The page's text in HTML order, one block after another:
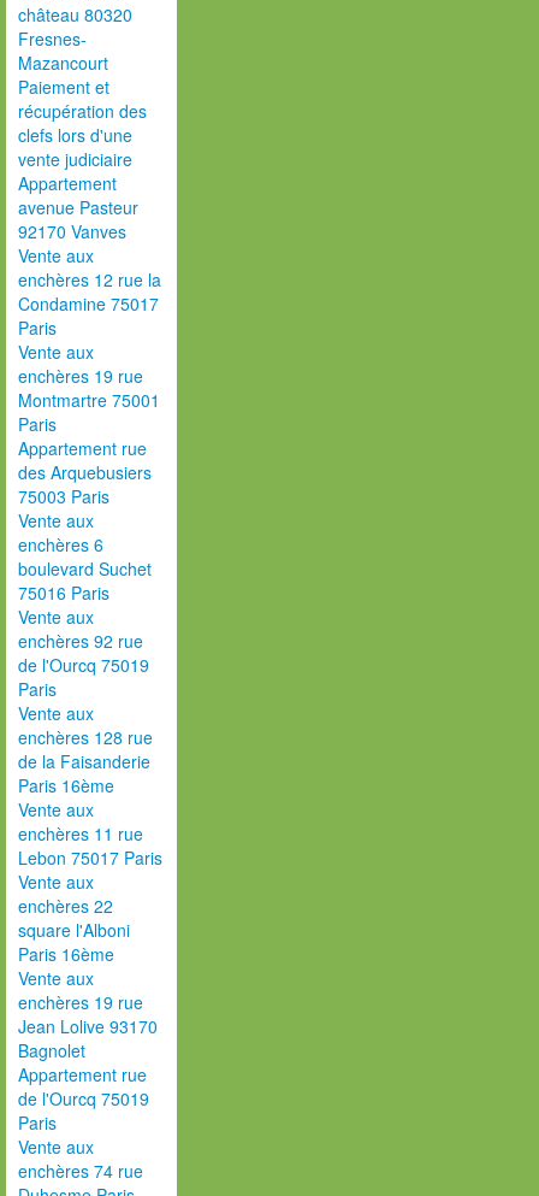
château 80320
Fresnes-
Mazancourt
Paiement et
récupération des
clefs lors d'une
vente judiciaire
Appartement
avenue Pasteur
92170 Vanves
Vente aux
enchères 12 rue la
Condamine 75017
Paris
Vente aux
enchères 19 rue
Montmartre 75001
Paris
Appartement rue
des Arquebusiers
75003 Paris
Vente aux
enchères 6
boulevard Suchet
75016 Paris
Vente aux
enchères 92 rue
de l'Ourcq 75019
Paris
Vente aux
enchères 128 rue
de la Faisanderie
Paris 16ème
Vente aux
enchères 11 rue
Lebon 75017 Paris
Vente aux
enchères 22
square l'Alboni
Paris 16ème
Vente aux
enchères 19 rue
Jean Lolive 93170
Bagnolet
Appartement rue
de l'Ourcq 75019
Paris
Vente aux
enchères 74 rue